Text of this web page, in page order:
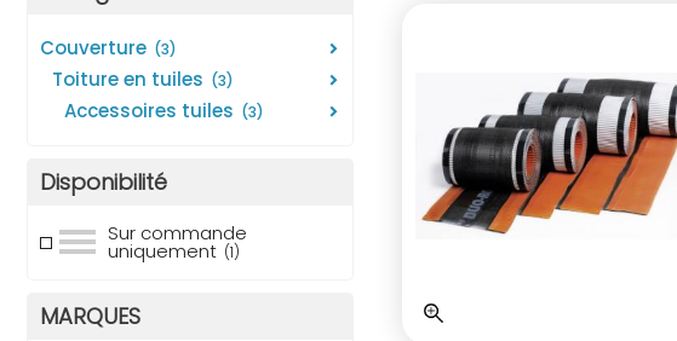
couverture (3)
toiture en tuiles (3)
accessoires tuiles (3)
Disponibilité
Sur commande
uniquement (1)
MARQUES